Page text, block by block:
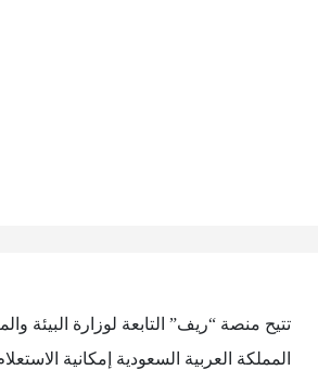
تتيح منصة “ريف” التابعة لوزارة البيئة
المملكة العربية السعودية إمكانية